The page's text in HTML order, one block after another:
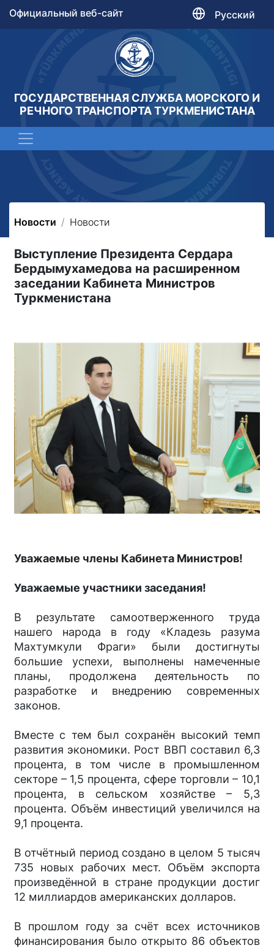
Официальный веб-сайт Русский
ГОСУДАРСТВЕННАЯ СЛУЖБА МОРСКОГО И
РЕЧНОГО ТРАНСПОРТА ТУРКМЕНИСТАНА
Новости Новости
Выступление Президента Сердара
Бердымухамедова на расширенном
заседании Кабинета Министров
Туркменистана
Уважаемые члены Кабинета Министров!
Уважаемые участники заседания!
В результате самоотверженного труда
нашего народа в году «Кладезь разума
Махтумкули Фраги» были достигнуты
большие успехи, выполнены намеченные
планы, продолжена деятельность по
разработке и внедрению современных
законов.
Вместе с тем был сохранён высокий темп
развития экономики. Рост ВВП составил 6,3
процента, в том числе в промышленном
секторе – 1,5 процента, сфере торговли – 10,1
процента, в сельском хозяйстве – 5,3
процента. Объём инвестиций увеличился на
9,1 процента.
В отчётный период создано в целом 5 тысяч
735 новых рабочих мест. Объём экспорта
произведённой в стране продукции достиг
12 миллиардов американских долларов.
В прошлом году за счёт всех источников
финансирования было открыто 86 объектов